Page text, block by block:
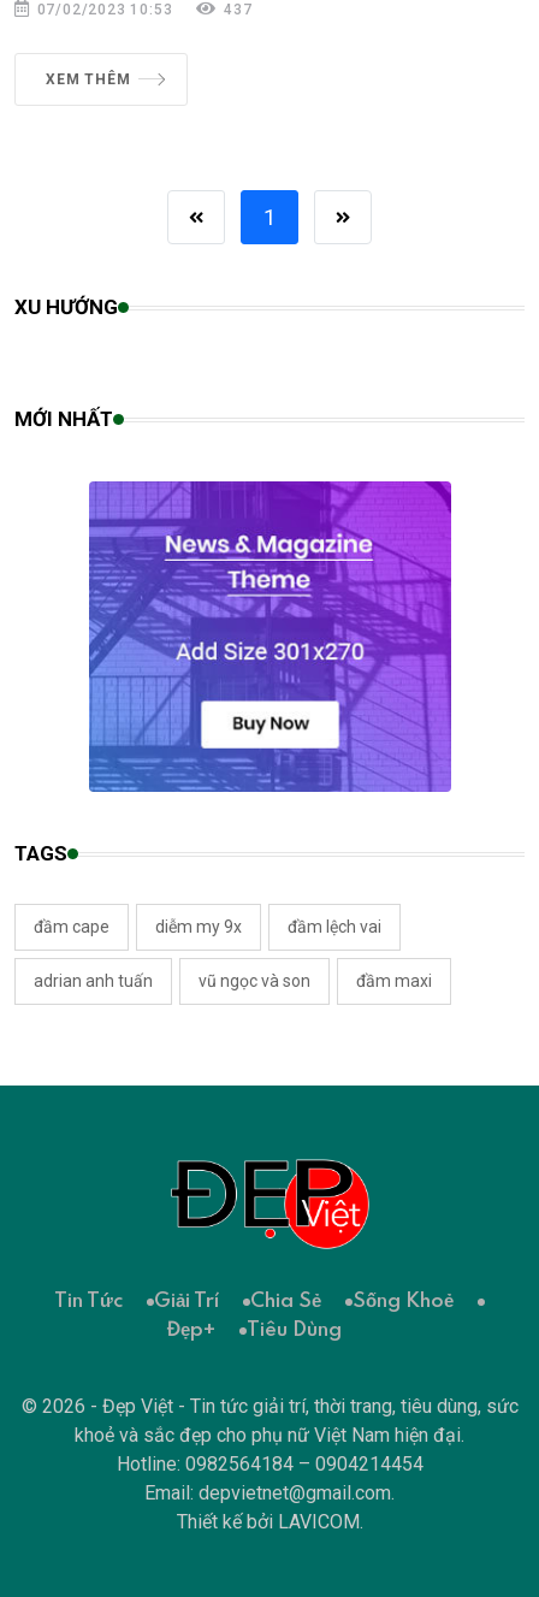
07/02/2023 10:53 437
XEM THÊM
1
XU HƯỚNG
MỚI NHẤT
TAGS
đầm cape diễm my 9x đầm lệch vai
adrian anh tuấn vũ ngọc và son đầm maxi
Tin Tức Giải Trí Chia Sẻ
Sống Khoẻ
Đẹp+
Tiêu Dùng
© 2026 - Đẹp Việt - Tin tức giải trí, thời trang, tiêu dùng, sức
khoẻ và sắc đẹp cho phụ nữ Việt Nam hiện đại.
Hotline: 0982564184 – 0904214454
Email: depvietnet@gmail.com.
Thiết kế bởi LAVICOM.